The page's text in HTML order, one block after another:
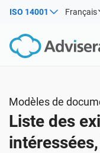
ISO 14001 Français
ISO 27001
Ressources gratuites
Modèles de
Liste des